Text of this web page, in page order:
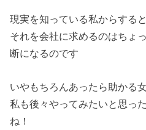
現実を知っている私からすると
それを会社に求めるのはちょ
断になるのです
いやもちろんあったら助かる
私も後々やってみたいと思っ
ね！